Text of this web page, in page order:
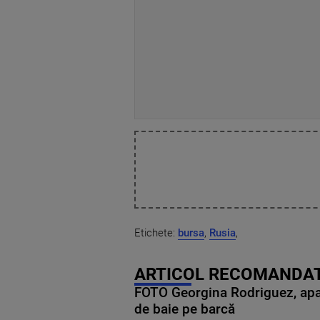
Etichete: bursa, Rusia,
ARTICOL
FOTO Georgina Rodriguez,
de baie pe barcă